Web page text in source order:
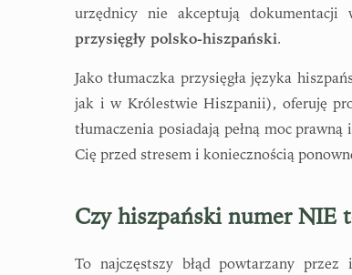
urzędnicy nie akceptują dokumentacji
przysięgły polsko-hiszpański.
Jako tłumaczka przysięgła języka
jak i w Królestwie Hiszpanii), oferuję
tłumaczenia posiadają pełną moc
Cię przed stresem i koniecznością
Czy hiszpański numer NIE
To najczęstszy błąd powtarzany przez